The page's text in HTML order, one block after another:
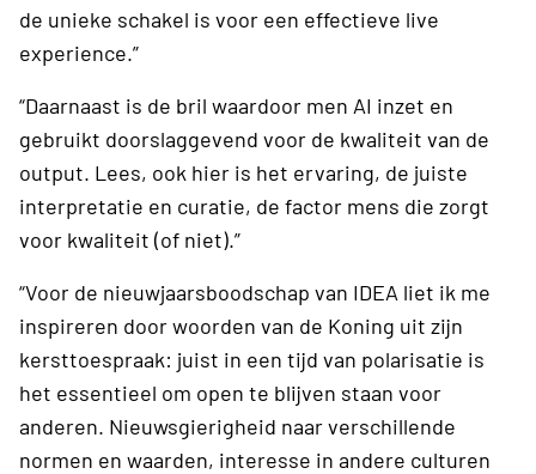
de unieke schakel is voor een effectieve live
experience.”
“Daarnaast is de bril waardoor men AI inzet en
gebruikt doorslaggevend voor de kwaliteit van de
output. Lees, ook hier is het ervaring, de juiste
interpretatie en curatie, de factor mens die zorgt
voor kwaliteit (of niet).”
“Voor de nieuwjaarsboodschap van IDEA liet ik me
inspireren door woorden van de Koning uit zijn
kersttoespraak: juist in een tijd van polarisatie is
het essentieel om open te blijven staan voor
anderen. Nieuwsgierigheid naar verschillende
normen en waarden, interesse in andere culturen